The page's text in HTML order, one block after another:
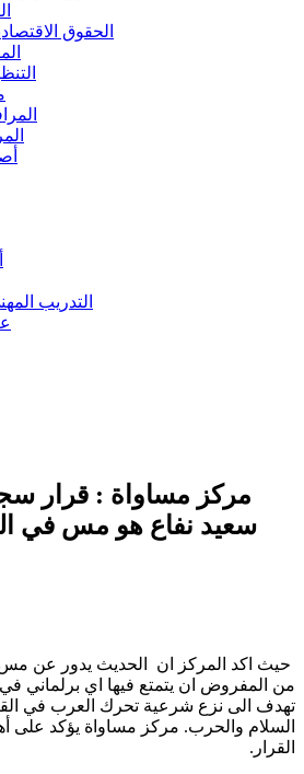
الحقوق
التدريب
مركز مساواة : قرار
سعيد نفاع هو مس في
حيث اكد المركز ان الحديث يدور عن مس
من المفروض ان يتمتع فيها اي برلماني
تهدف الى نزع شرعية تحرك العرب في
السلام والحرب. مركز مساواة يؤكد على
القرار .